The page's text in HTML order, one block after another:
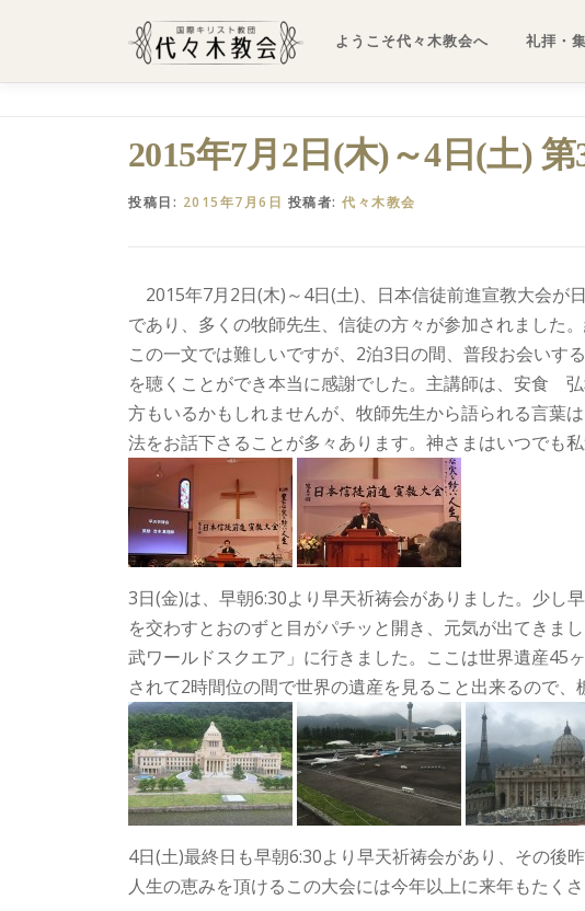
ン
ようこそ代々木教会へ 礼拝・
2015年7月2日(木)～4日(土)
投稿日: 2015年7月6日 投稿者: 代々木教会
2015年7月2日(木)～4日(土)、日本信徒前進宣教大会が
であり、多くの牧師先生、信徒の方々が参加されました
この一文では難しいですが、2泊3日の間、普段お会いす
を聴くことができ本当に感謝でした。主講師は、安食
方もいるかもしれませんが、牧師先生から語られる言葉
法をお話下さることが多々あります。神さまはいつでも
3日(金)は、早朝6:30より早天祈祷会がありました。少し
を交わすとおのずと目がパチッと開き、元気が出てきま
武ワールドスクエア」に行きました。ここは世界遺産45
されて2時間位の間で世界の遺産を見ること出来るので、
4日(土)最終日も早朝6:30より早天祈祷会があり、その後
人生の恵みを頂けるこの大会には今年以上に来年もたく